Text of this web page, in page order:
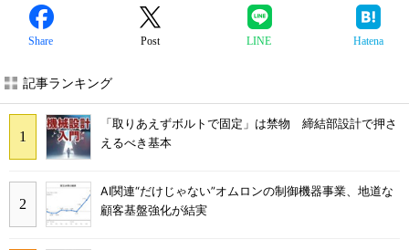
Share Post LINE Hatena
記事ランキング
「取りあえずボルトで固定」は禁物 締結部設計で押さ
えるべき基本
AI関連“だけじゃない”オムロンの制御機器事業、地道な
顧客基盤強化が結実